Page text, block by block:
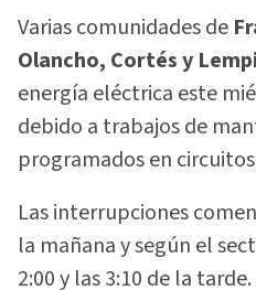
Varias comunidades de
Olancho, Cortés y
energía eléctrica este
debido a trabajos de
programados en
Las interrupciones
la mañana y según el
2:00 y las 3:10 de la tarde.